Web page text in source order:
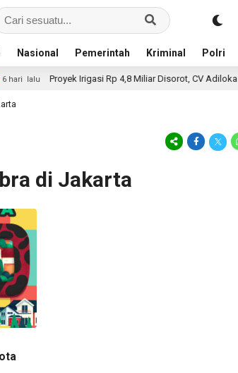
Nasional Pemerintah Kriminal Polri
lalu Proyek Irigasi Rp 4,8 Miliar Disorot, CV Adiloka
di Jakarta